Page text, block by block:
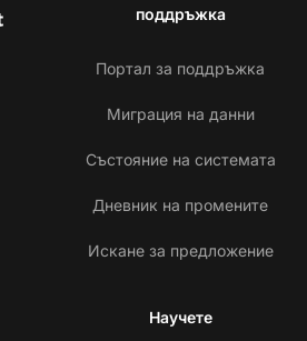
поддръжка
Портал за поддръжка
Миграция на данни
Състояние на системата
Дневник на промените
Искане за предложение
Научете